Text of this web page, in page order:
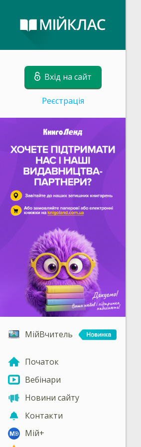
Вхід на сайт
Реєстрація
МійВчитель
Початок
Вебінари
Новини сайту
Контакти
Мій+